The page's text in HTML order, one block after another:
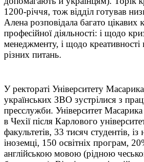
1200-річчя, тож відділ готував
Алена розповідала багато цікавих
професійної діяльності: і щодо
менеджменту, і щодо креативності
різних питань.
У ректораті Університету
українських ЗВО зустрілися з
пресслужби. Університет
в Чехії після Карлового
факультетів, 33 тисяч студентів,
іноземці, 150 освітніх програм,
англійською мовою (рідною